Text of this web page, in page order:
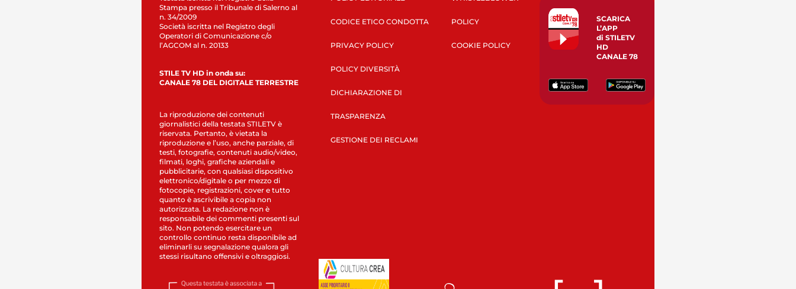
Stampa presso il Tribunale di Salerno al
n. 34/2009
Società iscritta nel Registro degli
Operatori di Comunicazione c/o
l’AGCOM al n. 20133
STILE TV HD in onda su:
CANALE 78 DEL DIGITALE TERRESTRE
La riproduzione dei contenuti
giornalistici della testata STILETV è
riservata. Pertanto, è vietata la
riproduzione e l’uso, anche parziale, di
testi, fotografie, contenuti audio/video,
filmati, loghi, grafiche aziendali e
pubblicitarie, con qualsiasi dispositivo
elettronico/digitale o per mezzo di
fotocopie, registrazioni, cover e tutto
quanto è ascrivibile a copia non
autorizzata. La redazione non è
responsabile dei commenti presenti sul
sito. Non potendo esercitare un
controllo continuo resta disponibile ad
eliminarli su segnalazione qualora gli
stessi risultano offensivi e oltraggiosi.
CODICE ETICO CONDOTTA
PRIVACY POLICY
POLICY DIVERSITÀ
DICHIARAZIONE DI
TRASPARENZA
GESTIONE DEI RECLAMI
POLICY
COOKIE POLICY
SCARICA
L’APP
di STILETV
HD
CANALE 78